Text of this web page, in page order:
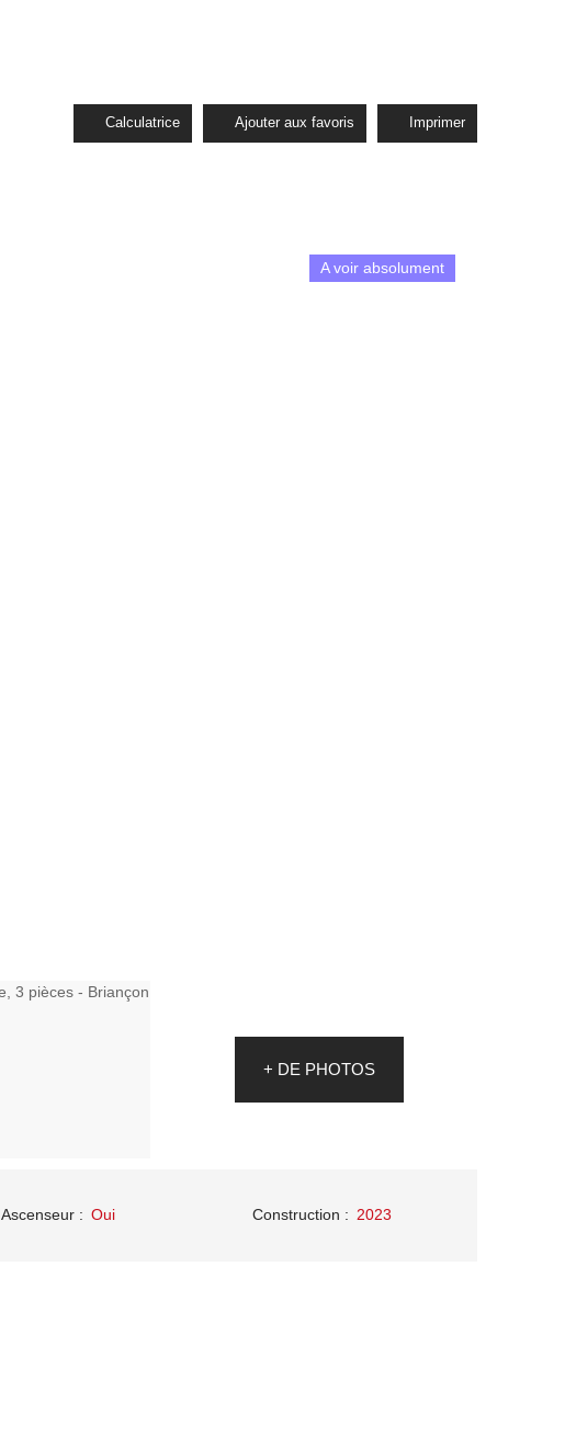
Calculatrice Ajouter aux favoris Imprimer
A voir absolument
+ DE PHOTOS
Ascenseur : Oui Construction : 2023